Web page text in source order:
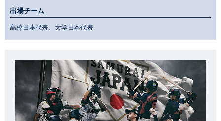
出場チーム
高校日本代表、大学日本代表